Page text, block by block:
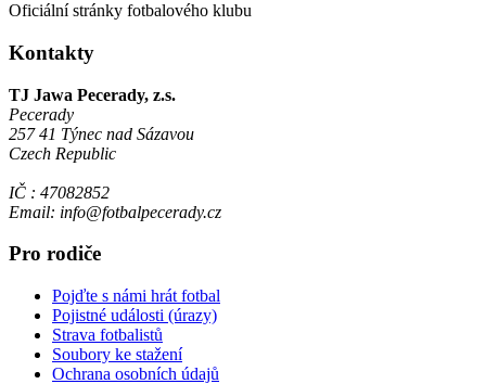
Oficiální stránky fotbalového klubu
Kontakty
TJ Jawa Pecerady, z.s.
Pecerady
257 41 Týnec nad Sázavou
Czech Republic
IČ : 47082852
Email: info@fotbalpecerady.cz
Pro rodiče
Pojďte s námi hrát fotbal
Pojistné události (úrazy)
Strava fotbalistů
Soubory ke stažení
Ochrana osobních údajů